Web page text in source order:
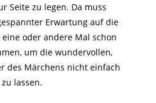
Seite zu legen. Da muss
Erwartung auf die
oder andere Mal schon
um die wundervollen,
des Märchens nicht einfach
lassen.